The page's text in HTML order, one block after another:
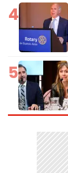
4
5